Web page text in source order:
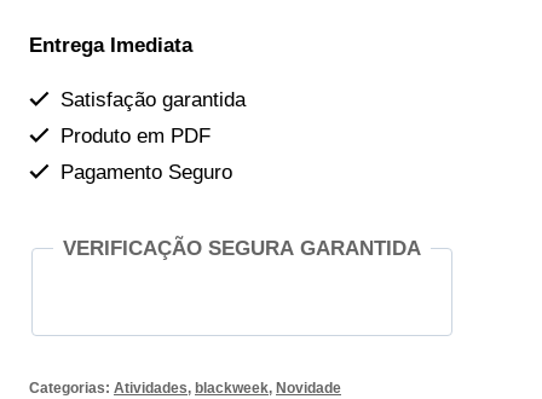
R$15,00.
Punnett
Heredograma.
(Leia
descrição)
Entrega Imediata
Satisfação garantida
Produto em PDF
Pagamento Seguro
VERIFICAÇÃO SEGURA GARANTIDA
Categorias: Atividades, blackweek, Novidade